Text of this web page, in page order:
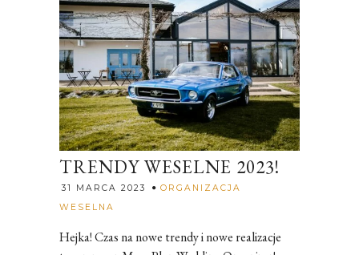
TRENDY WESELNE 2023!
31 MARCA 2023
ORGANIZACJA
WESELNA
Hejka! Czas na nowe trendy i nowe realizacje